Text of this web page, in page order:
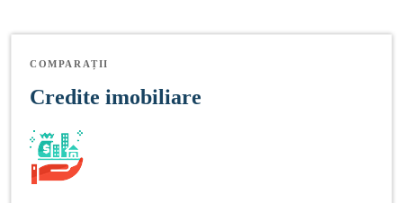
COMPARAȚII
Credite imobiliare